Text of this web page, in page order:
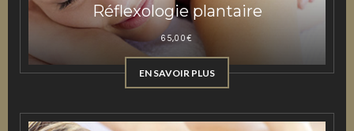
Réflexologie plantaire
65,00€
EN SAVOIR PLUS